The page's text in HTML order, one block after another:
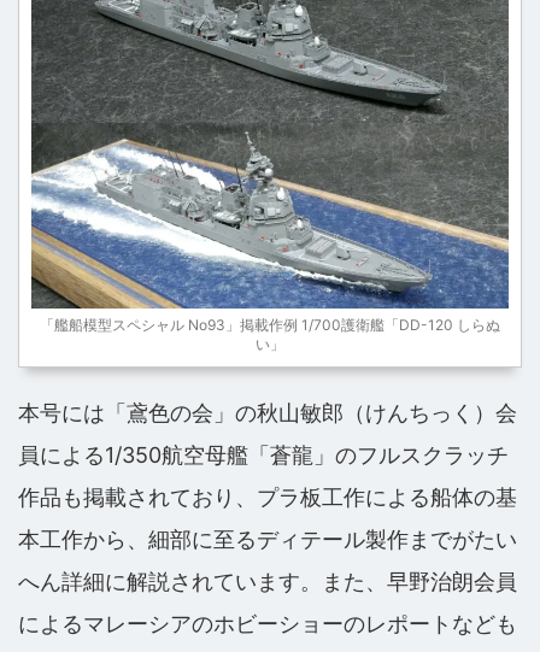
「艦船模型スペシャル No93」掲載作例 1/700護衛艦「DD-120 しらぬ
い」
本号には「鳶色の会」の秋山敏郎（けんちっく）会
員による1/350航空母艦「蒼龍」のフルスクラッチ
作品も掲載されており、プラ板工作による船体の基
本工作から、細部に至るディテール製作までがたい
へん詳細に解説されています。また、早野治朗会員
によるマレーシアのホビーショーのレポートなども